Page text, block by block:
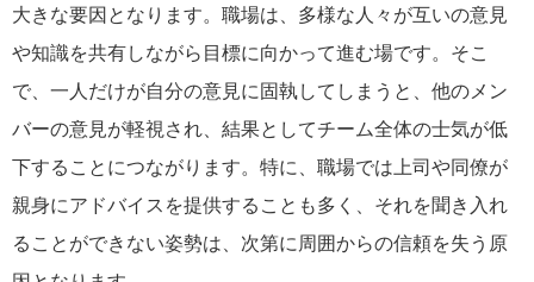
大きな要因となります。職場は、多様な人々が互いの意見
や知識を共有しながら目標に向かって進む場です。そこ
で、一人だけが自分の意見に固執してしまうと、他のメン
バーの意見が軽視され、結果としてチーム全体の士気が低
下することにつながります。特に、職場では上司や同僚が
親身にアドバイスを提供することも多く、それを聞き入れ
ることができない姿勢は、次第に周囲からの信頼を失う原